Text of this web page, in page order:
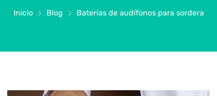
Inicio Blog Baterías de audífonos para sordera